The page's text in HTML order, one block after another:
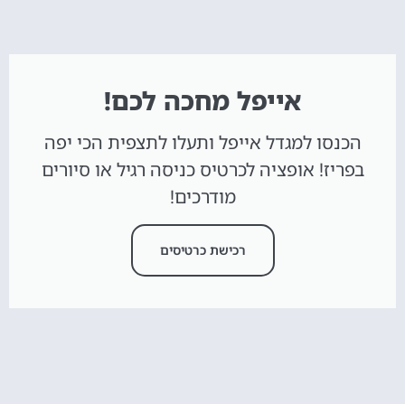
אייפל מחכה לכם!
הכנסו למגדל אייפל ותעלו לתצפית הכי יפה
בפריז! אופציה לכרטיס כניסה רגיל או סיורים
מודרכים!
רכישת כרטיסים